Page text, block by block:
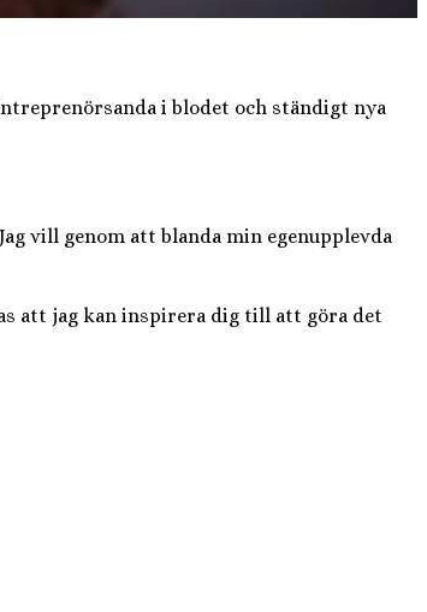
i blodet och ständigt nya
vill genom att blanda min egenupplevda
att jag kan inspirera dig till att göra det